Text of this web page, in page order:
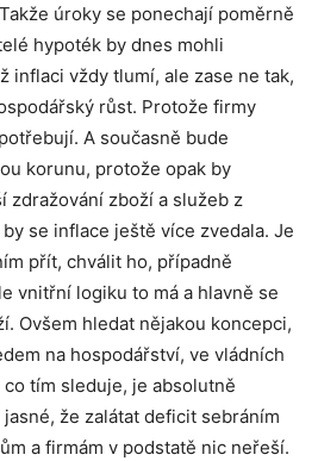
úroky se ponechají poměrně
hypoték by dnes mohli
inflaci vždy tlumí, ale zase ne tak,
růst. Protože firmy
A současně bude
korunu, protože opak by
zdražování zboží a služeb z
se inflace ještě více zvedala. Je
přít, chválit ho, případně
vnitřní logiku to má a hlavně se
Ovšem hledat nějakou koncepci,
na hospodářství, ve vládních
tím sleduje, je absolutně
že zalátat deficit sebráním
a firmám v podstatě nic neřeší.